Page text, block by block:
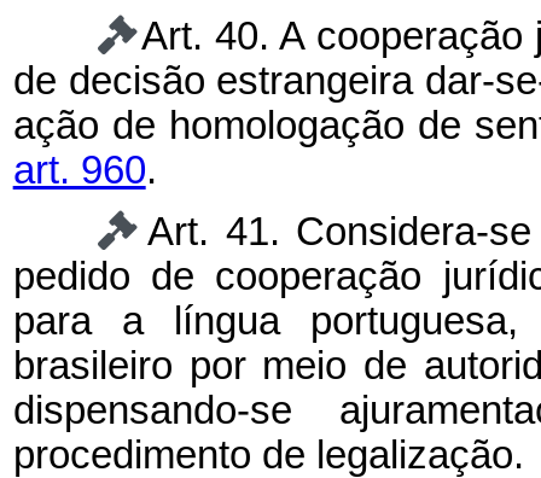
Art. 40. A
de decisão estrangeira dar-
ação de homologação de
art. 960.
Art. 41. Considera-
pedido de cooperação
para a língua portuguesa,
brasileiro por meio de
dispensando-se
procedimento de legalização.